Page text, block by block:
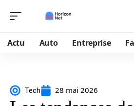
Actu Auto Entreprise
Tech 28 mai 2026